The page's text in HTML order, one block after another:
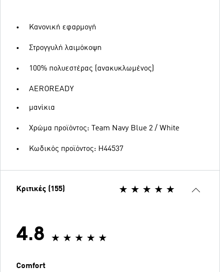
Κανονική εφαρμογή
Στρογγυλή λαιμόκοψη
100% πολυεστέρας (ανακυκλωμένος)
AEROREADY
μανίκια
Χρώμα προϊόντος: Team Navy Blue 2 / White
Κωδικός προϊόντος: H44537
Κριτικές (155)
4.8
Comfort